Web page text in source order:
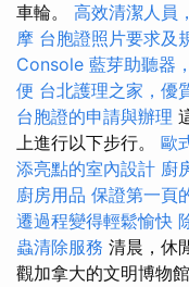
車輪。 高效清潔人員
摩 台胞證照片要求及
Console 藍芽助聽器
便 台北護理之家，優
台胞證的申請與辦理
上進行以下步行。 歐
添亮點的室內設計 廚
廚房用品 保證第一頁
遷過程變得輕鬆愉快
蟲清除服務 清晨，休
觀加拿大的文明博物